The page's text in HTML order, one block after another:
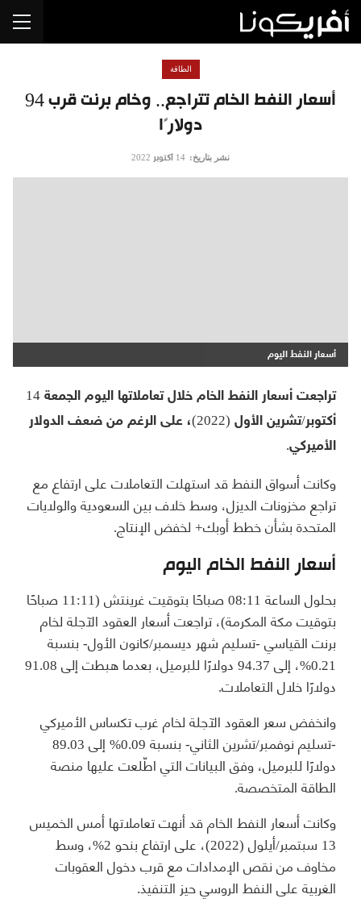
أسعار النفط الخام تتراجع.. وخام برنت قرب 94
دولارًا
الطاقة
نشر بتاريخ: 14 أكتوبر 2022
أسعار النفط اليوم
تراجعت أسعار النفط الخام خلال تعاملاتها اليوم الجمعة 14
أكتوبر/تشرين الأول (2022)، على الرغم من ضعف الدولار
الأميركي.
وكانت أسواق النفط قد استهلت التعاملات على ارتفاع مع
تراجع مخزونات الديزل، وسط خلاف بين السعودية والولايات
المتحدة بشأن خطط أوبك+ لخفض الإنتاج.
أسعار النفط الخام اليوم
بحلول الساعة 08:11 صباحًا بتوقيت غرينتش (11:11 صباحًا
بتوقيت مكة المكرمة)، تراجعت أسعار العقود الآجلة لخام
برنت القياسي -تسليم شهر ديسمبر/كانون الأول- بنسبة
0.21%، إلى 94.37 دولارًا للبرميل، بعدما هبطت إلى 91.08
دولارًا خلال التعاملات.
وانخفض سعر العقود الآجلة لخام غرب تكساس الأميركي
-تسليم نوفمبر/تشرين الثاني- بنسبة 0.09% إلى 89.03
دولارًا للبرميل، وفق البيانات التي اطّلعت عليها منصة
الطاقة المتخصصة.
وكانت أسعار النفط الخام قد أنهت تعاملاتها أمس الخميس
13 سبتمبر/أيلول (2022)، على ارتفاع بنحو 2%، وسط
مخاوف من نقص الإمدادات مع قرب دخول العقوبات
الغربية على النفط الروسي حيز التنفيذ.